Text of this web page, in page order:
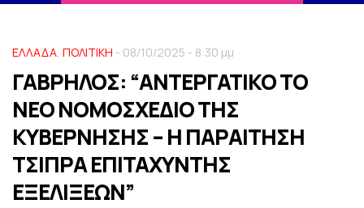
ΕΛΛΑΔΑ, ΠΟΛΙΤΙΚΗ - 08/10/2025 - 8:30 μμ
ΓΑΒΡΗΛΟΣ: “ΑΝΤΕΡΓΑΤΙΚΟ ΤΟ
ΝΕΟ ΝΟΜΟΣΧΕΔΙΟ ΤΗΣ
ΚΥΒΕΡΝΗΣΗΣ – Η ΠΑΡΑΙΤΗΣΗ
ΤΣΙΠΡΑ ΕΠΙΤΑΧΥΝΤΗΣ
ΕΞΕΛΙΞΕΩΝ”